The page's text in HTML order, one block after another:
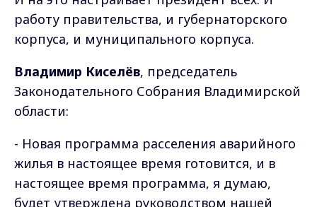
работу правительства, и губернаторского
корпуса, и муниципального корпуса.
Владимир Киселёв, председатель
Законодательного Собрания Владимирской
области:
- Новая программа расселения аварийного
жилья в настоящее время готовится, и в
настоящее время программа, я думаю,
будет утверждена руководством нашей